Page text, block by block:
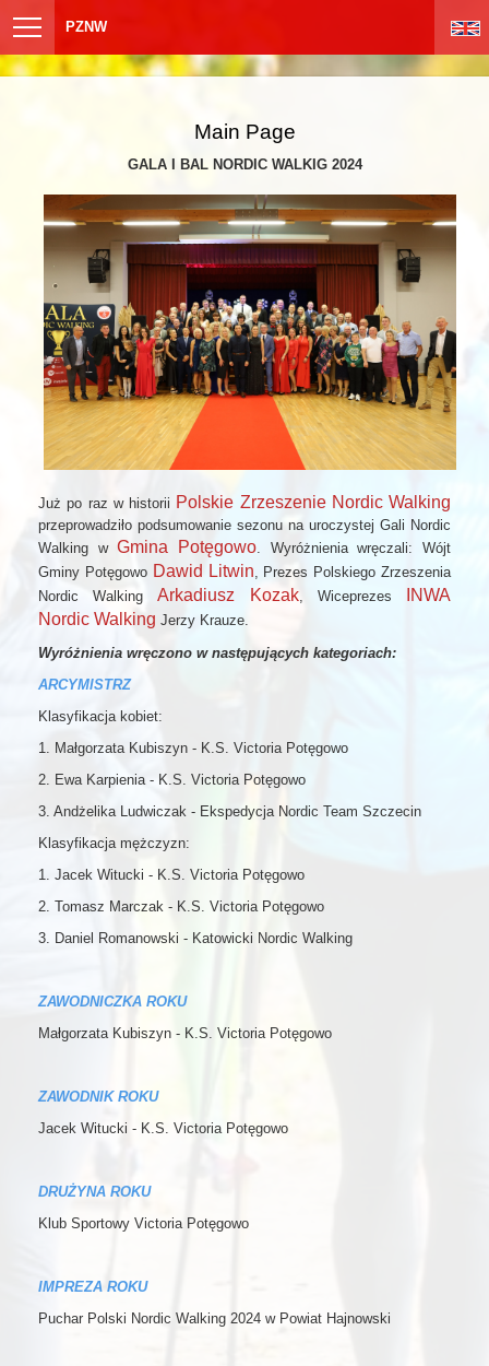
PZNW
Main Page
GALA I BAL NORDIC WALKIG 2024
Już po raz w historii Polskie Zrzeszenie Nordic Walking
przeprowadziło podsumowanie sezonu na uroczystej Gali Nordic
Walking wGmina Potęgowo . Wyróżnienia wręczali: Wójt
Gminy Potęgowo Dawid Litwin , Prezes Polskiego Zrzeszenia
Nordic WalkingArkadiusz Kozak, Wiceprezes
INWA
Nordic Walking Jerzy Krauze.
Wyróżnienia wręczono w następujących kategoriach:
ARCYMISTRZ
Klasyfikacja kobiet:
1. Małgorzata Kubiszyn - K.S. Victoria Potęgowo
2. Ewa Karpienia - K.S. Victoria Potęgowo
3. Andżelika Ludwiczak - Ekspedycja Nordic Team Szczecin
Klasyfikacja mężczyzn:
1. Jacek Witucki - K.S. Victoria Potęgowo
2. Tomasz Marczak - K.S. Victoria Potęgowo
3. Daniel Romanowski - Katowicki Nordic Walking
ZAWODNICZKA ROKU
Małgorzata Kubiszyn - K.S. Victoria Potęgowo
ZAWODNIK ROKU
Jacek Witucki - K.S. Victoria Potęgowo
DRUŻYNA ROKU
Klub Sportowy Victoria Potęgowo
IMPREZA ROKU
Puchar Polski Nordic Walking 2024 w Powiat Hajnowski